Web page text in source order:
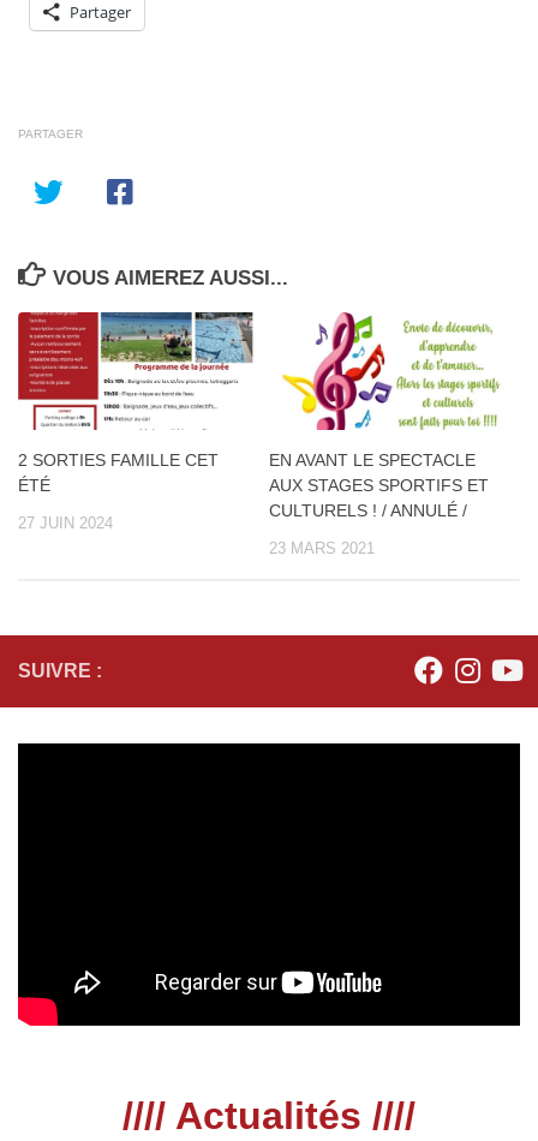
Partager
PARTAGER
VOUS AIMEREZ AUSSI...
2 SORTIES FAMILLE CET
ÉTÉ
27 JUIN 2024
EN AVANT LE SPECTACLE
AUX STAGES SPORTIFS ET
CULTURELS ! / ANNULÉ /
23 MARS 2021
SUIVRE :
//// Actualités ////